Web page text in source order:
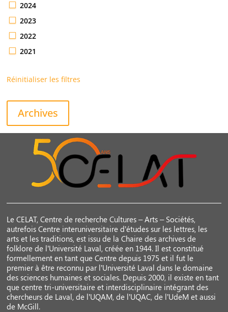
2024
2023
2022
2021
Réinitialiser les filtres
Archives
Le CELAT, Centre de recherche Cultures – Arts – Sociétés,
autrefois Centre interuniversitaire d’études sur les lettres, les
arts et les traditions, est issu de la Chaire des archives de
folklore de l’Université Laval, créée en 1944. Il est constitué
formellement en tant que Centre depuis 1975 et il fut le
premier à être reconnu par l’Université Laval dans le domaine
des sciences humaines et sociales. Depuis 2000, il existe en tant
que centre tri-universitaire et interdisciplinaire intégrant des
chercheurs de Laval, de l’UQAM, de l’UQAC, de l’UdeM et aussi
de McGill.